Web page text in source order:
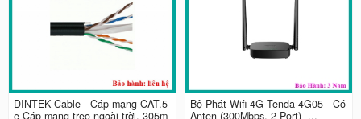
DINTEK Cable - Cáp mạng CAT.5
e Cáp mạng treo ngoài trời, 305m
Bộ Phát Wifi 4G Tenda 4G05 - Có
Anten (300Mbps, 2 Port) -...